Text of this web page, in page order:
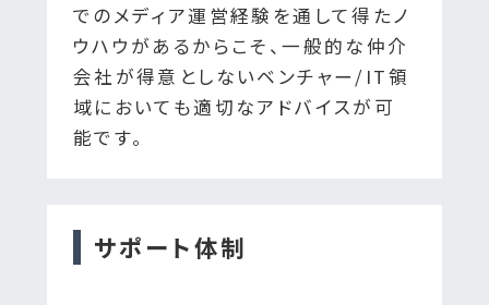
でのメディア運営経験を通して得たノ
ウハウがあるからこそ、一般的な仲介
会社が得意としないベンチャー/IT領
域においても適切なアドバイスが可
能です。
サポート体制